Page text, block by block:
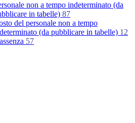
non a tempo indeterminato (da
in tabelle) 87
del personale non a tempo
(da pubblicare in tabelle) 12
57